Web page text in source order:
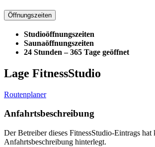
Öffnungszeiten
Studioöffnungszeiten
Saunaöffnungszeiten
24 Stunden – 365 Tage geöffnet
Lage FitnessStudio
Routenplaner
Anfahrtsbeschreibung
Der Betreiber dieses FitnessStudio-Eintrags hat
Anfahrtsbeschreibung hinterlegt.